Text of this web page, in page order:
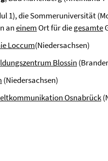
1), die Sommeruniversität
aneinem Ort für diegesamte
Loccum(Niedersachsen)
Blossin
(Niedersachsen)
Osnabrück